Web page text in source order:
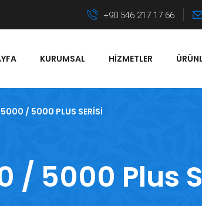
+90 546 217 17 66
KURUMSAL HIZMETLER
5000 / 5000 PLUS SERISI
/ 5000 Plus